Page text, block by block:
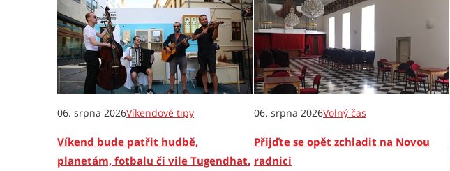
06. srpna 2026Víkendové tipy
Víkend bude patřit hudbě,
planetám, fotbalu či vile Tugendhat.
06. srpna 2026Volný čas
Přijďte se opět zchladit na Novou
radnici